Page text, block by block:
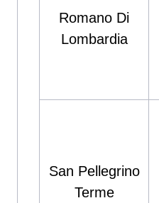
Romano Di
Lombardia
San Pellegrino
Terme